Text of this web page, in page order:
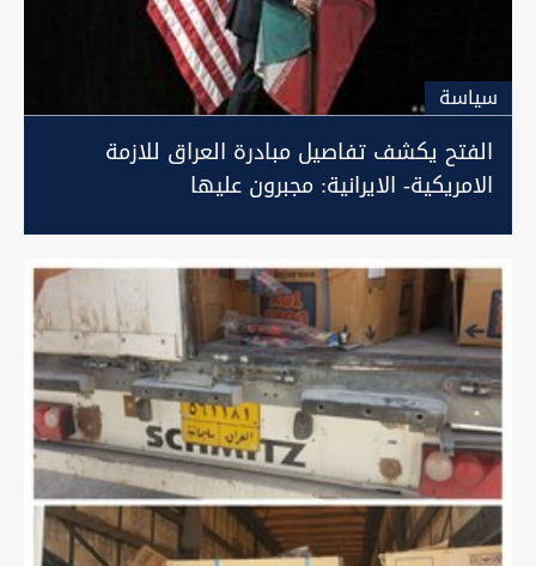
سیاسة
الفتح يكشف تفاصيل مبادرة العراق للازمة
الامريكية- الايرانية: مجبرون عليها